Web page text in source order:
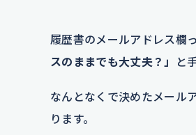
履歴書のメールアドレス欄
スのままでも大丈夫？」
と
なんとなくで決めたメール
ります。